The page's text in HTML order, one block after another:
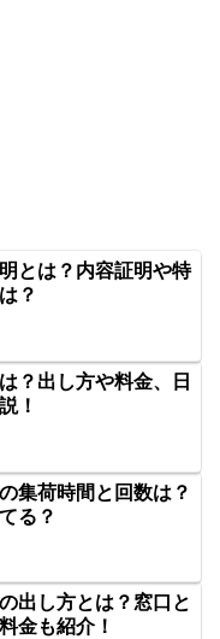
とは？内容証明や特
？
？出し方や料金、日
！
集荷時間と回数は？
る？
出し方とは？窓口と
金も紹介！